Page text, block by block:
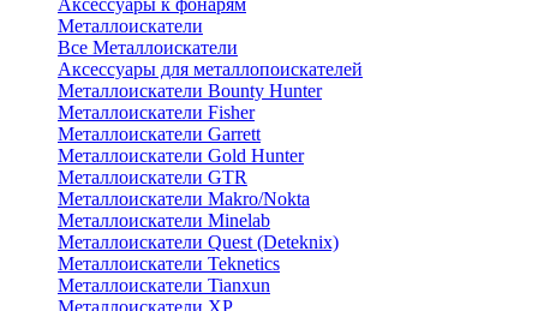
Аксессуары к фонарям
Металлоискатели
Все Металлоискатели
Аксессуары для металлопоискателей
Металлоискатели Bounty Hunter
Металлоискатели Fisher
Металлоискатели Garrett
Металлоискатели Gold Hunter
Металлоискатели GTR
Металлоискатели Makro/Nokta
Металлоискатели Minelab
Металлоискатели Quest (Deteknix)
Металлоискатели Teknetics
Металлоискатели Tianxun
Металлоискатели XP